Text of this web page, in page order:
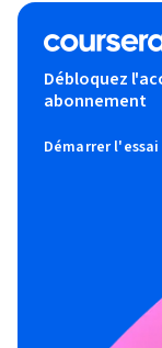
Débloquez
abonnement
Démarrer l'essai